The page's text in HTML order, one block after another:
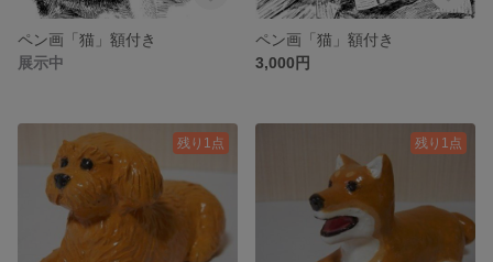
ペン画「猫」額付き
展示中
ペン画「猫」額付き
3,000円
残り1点 残り1点